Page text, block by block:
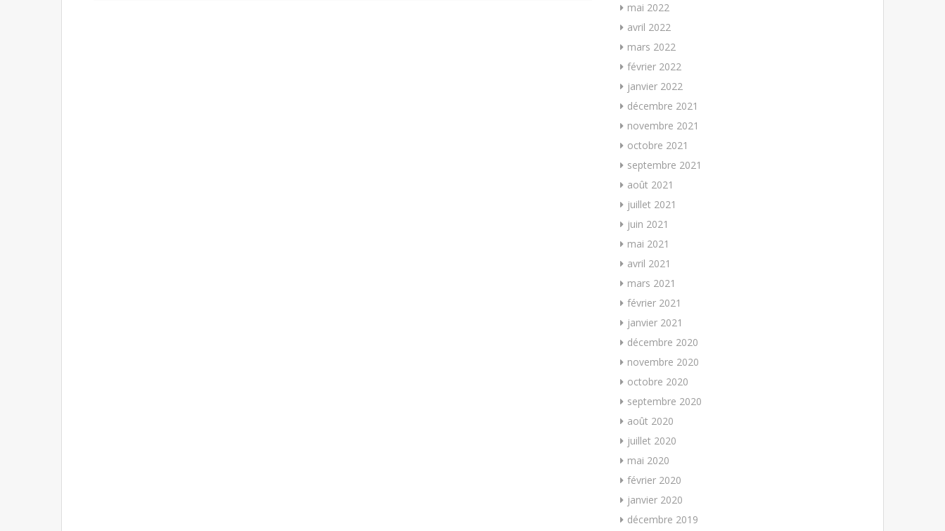
mai 2022
avril 2022
mars 2022
février 2022
janvier 2022
décembre 2021
novembre 2021
octobre 2021
septembre 2021
août 2021
juillet 2021
juin 2021
mai 2021
avril 2021
mars 2021
février 2021
janvier 2021
décembre 2020
novembre 2020
octobre 2020
septembre 2020
août 2020
juillet 2020
mai 2020
février 2020
janvier 2020
décembre 2019